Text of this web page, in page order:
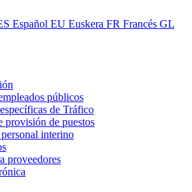
Español EU Euskera FR Francés GL
públicos
de Tráfico
provisión de puestos
interino
proveedores